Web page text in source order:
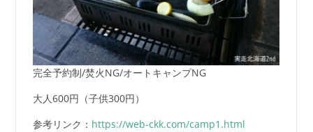
完全予約制/焚火NG/オートキャンプNG
大人600円（子供300円）
参考リンク： https://web-ckk.com/camp1.html